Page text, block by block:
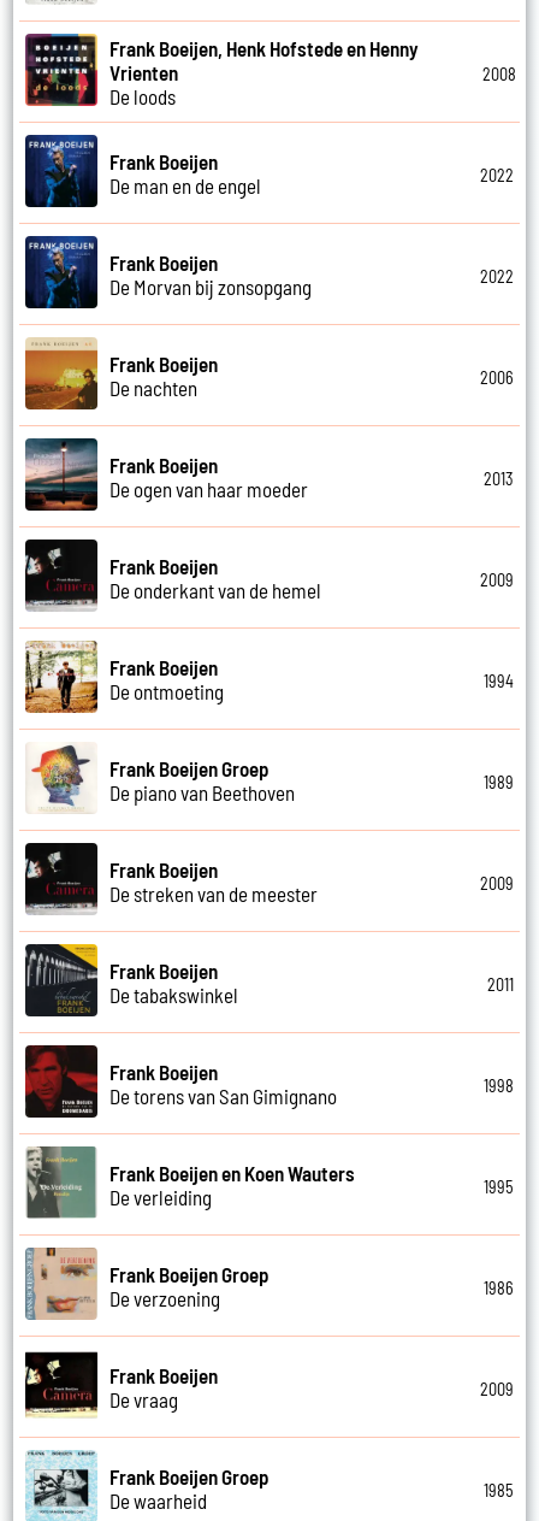
Frank Boeijen, Henk Hofstede en Henny
Vrienten
De loods
2008
Frank Boeijen
De man en de engel
2022
Frank Boeijen
De Morvan bij zonsopgang
2022
Frank Boeijen
De nachten
2006
Frank Boeijen
De ogen van haar moeder
2013
Frank Boeijen
De onderkant van de hemel
2009
Frank Boeijen
De ontmoeting
1994
Frank Boeijen Groep
De piano van Beethoven
1989
Frank Boeijen
De streken van de meester
2009
Frank Boeijen
De tabakswinkel
2011
Frank Boeijen
De torens van San Gimignano
1998
Frank Boeijen en Koen Wauters
De verleiding
1995
Frank Boeijen Groep
De verzoening
1986
Frank Boeijen
De vraag
2009
Frank Boeijen Groep
De waarheid
1985